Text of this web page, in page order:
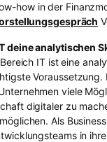
how in der
deine analytischen
IT ist eine
Voraussetzung.
viele
digitaler zu
Als
in